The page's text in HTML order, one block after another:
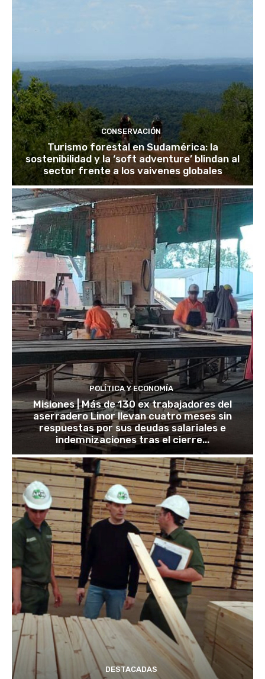
CONSERVACIÓN
Turismo forestal en Sudamérica: la
sostenibilidad y la ‘soft adventure’ blindan al
sector frente a los vaivenes globales
POLÍTICA Y ECONOMÍA
Misiones | Más de 130 ex trabajadores del
aserradero Linor llevan cuatro meses sin
respuestas por sus deudas salariales e
indemnizaciones tras el cierre...
DESTACADAS